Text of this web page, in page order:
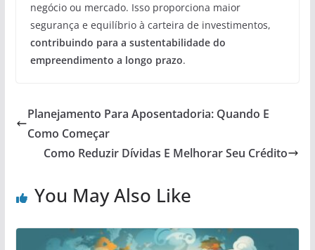
negócio ou mercado. Isso proporciona maior
segurança e equilíbrio à carteira de investimentos,
contribuindo para a sustentabilidade do
empreendimento a longo prazo.
Planejamento Para Aposentadoria: Quando E
Como Começar
Como Reduzir Dívidas E Melhorar Seu Crédito
You May Also Like